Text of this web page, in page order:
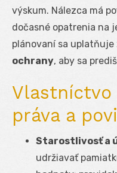
výskum. Nálezca má
dočasné opatrenia na
plánovaní sa uplatňuje
ochrany, aby sa
Vlastníctvo
práva a
Starostlivosť a
udržiavať